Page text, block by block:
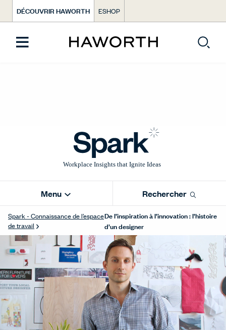
DÉCOUVRIR HAWORTH ESHOP
Menu Rechercher
Spark - Connaissance de l’espace
de travail
De l’inspiration à l’innovation : l’histoire
d’un designer